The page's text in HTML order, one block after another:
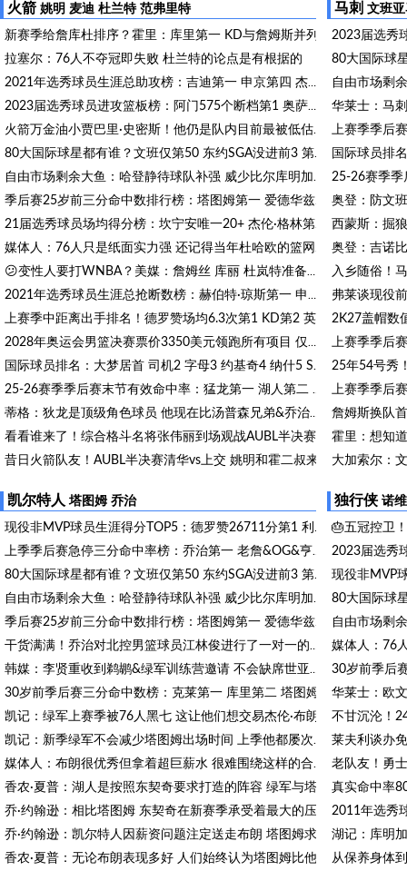
火箭 姚明 麦迪 杜兰特 范弗里特
新赛季给詹库杜排序？霍里：库里第一 KD与詹姆斯并列
拉塞尔：76人不夺冠即失败 杜兰特的论点是有根据的
2021年选秀球员生涯总助攻榜：吉迪第一 申京第四 杰伦·格林第八
2023届选秀球员进攻篮板榜：阿门575个断档第1 奥萨尔第3 文班第4
火箭万金油小贾巴里·史密斯！他仍是队内目前最被低估的球员
80大国际球星都有谁？文班仅第50 东约SGA没进前3 第1桃李满天下
自由市场剩余大鱼：哈登静待球队补强 威少比尔库明加何时落地？
😕变性人要打WNBA？美媒：詹姆丝 库丽 杜岚特准备统治比赛？
2021年选秀球员生涯总抢断数榜：赫伯特·琼斯第一 申京第四
2028年奥运会男篮决赛票价3350美元领跑所有项目 仅次于开闭幕式
国际球员排名：大梦居首 司机2 字母3 约基奇4 纳什5 SGA7 姚明18
25-26赛季季后赛末节有效命中率：猛龙第一 湖人第二 雷霆第三
蒂格：狄龙是顶级角色球员 他现在比汤普森兄弟&乔治更好
马刺 文班
华莱士：马
奥登：防文
奥登：吉诺
上赛季季后
凯尔特人 塔图姆 乔治
现役非MVP球员生涯得分TOP5：德罗赞26711分第1 利拉德第2欧文第5
上季季后赛急停三分命中率榜：乔治第一 老詹&OG&亨德森并列第二
80大国际球星都有谁？文班仅第50 东约SGA没进前3 第1桃李满天下
自由市场剩余大鱼：哈登静待球队补强 威少比尔库明加何时落地？
干货满满！乔治对北控男篮球员江林俊进行了一对一的指导
韩媒：李贤重收到鹈鹕&绿军训练营邀请 不会缺席世亚预和亚运会
凯记：绿军上赛季被76人黑七 这让他们想交易杰伦·布朗
凯记：新季绿军不会减少塔图姆出场时间 上季他都屡次出战40+分钟
媒体人：布朗很优秀但拿着超巨薪水 很难围绕这样的合同构建阵容
独行侠 诺
🎂五冠控卫
不甘沉沦！
湖记：库明